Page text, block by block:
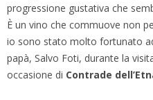
progressione gustativa che
È un vino che commuove non
io sono stato molto fortunato
papà, Salvo Foti, durante la
occasione di Contrade